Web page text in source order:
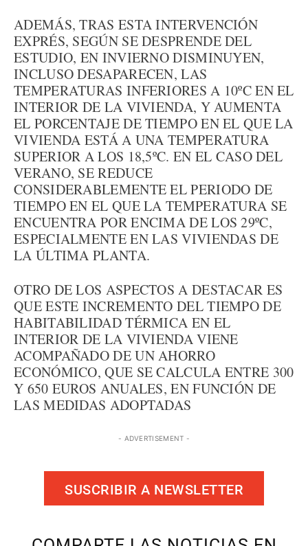
ADEMÁS, TRAS ESTA INTERVENCIÓN
EXPRÉS, SEGÚN SE DESPRENDE DEL
ESTUDIO, EN INVIERNO DISMINUYEN,
INCLUSO DESAPARECEN, LAS
TEMPERATURAS INFERIORES A 10ºC EN EL
INTERIOR DE LA VIVIENDA, Y AUMENTA
EL PORCENTAJE DE TIEMPO EN EL QUE LA
VIVIENDA ESTÁ A UNA TEMPERATURA
SUPERIOR A LOS 18,5ºC. EN EL CASO DEL
VERANO, SE REDUCE
CONSIDERABLEMENTE EL PERIODO DE
TIEMPO EN EL QUE LA TEMPERATURA SE
ENCUENTRA POR ENCIMA DE LOS 29ºC,
ESPECIALMENTE EN LAS VIVIENDAS DE
LA ÚLTIMA PLANTA.
OTRO DE LOS ASPECTOS A DESTACAR ES
QUE ESTE INCREMENTO DEL TIEMPO DE
HABITABILIDAD TÉRMICA EN EL
INTERIOR DE LA VIVIENDA VIENE
ACOMPAÑADO DE UN AHORRO
ECONÓMICO, QUE SE CALCULA ENTRE 300
Y 650 EUROS ANUALES, EN FUNCIÓN DE
LAS MEDIDAS ADOPTADAS
- ADVERTISEMENT -
SUSCRIBIR A NEWSLETTER